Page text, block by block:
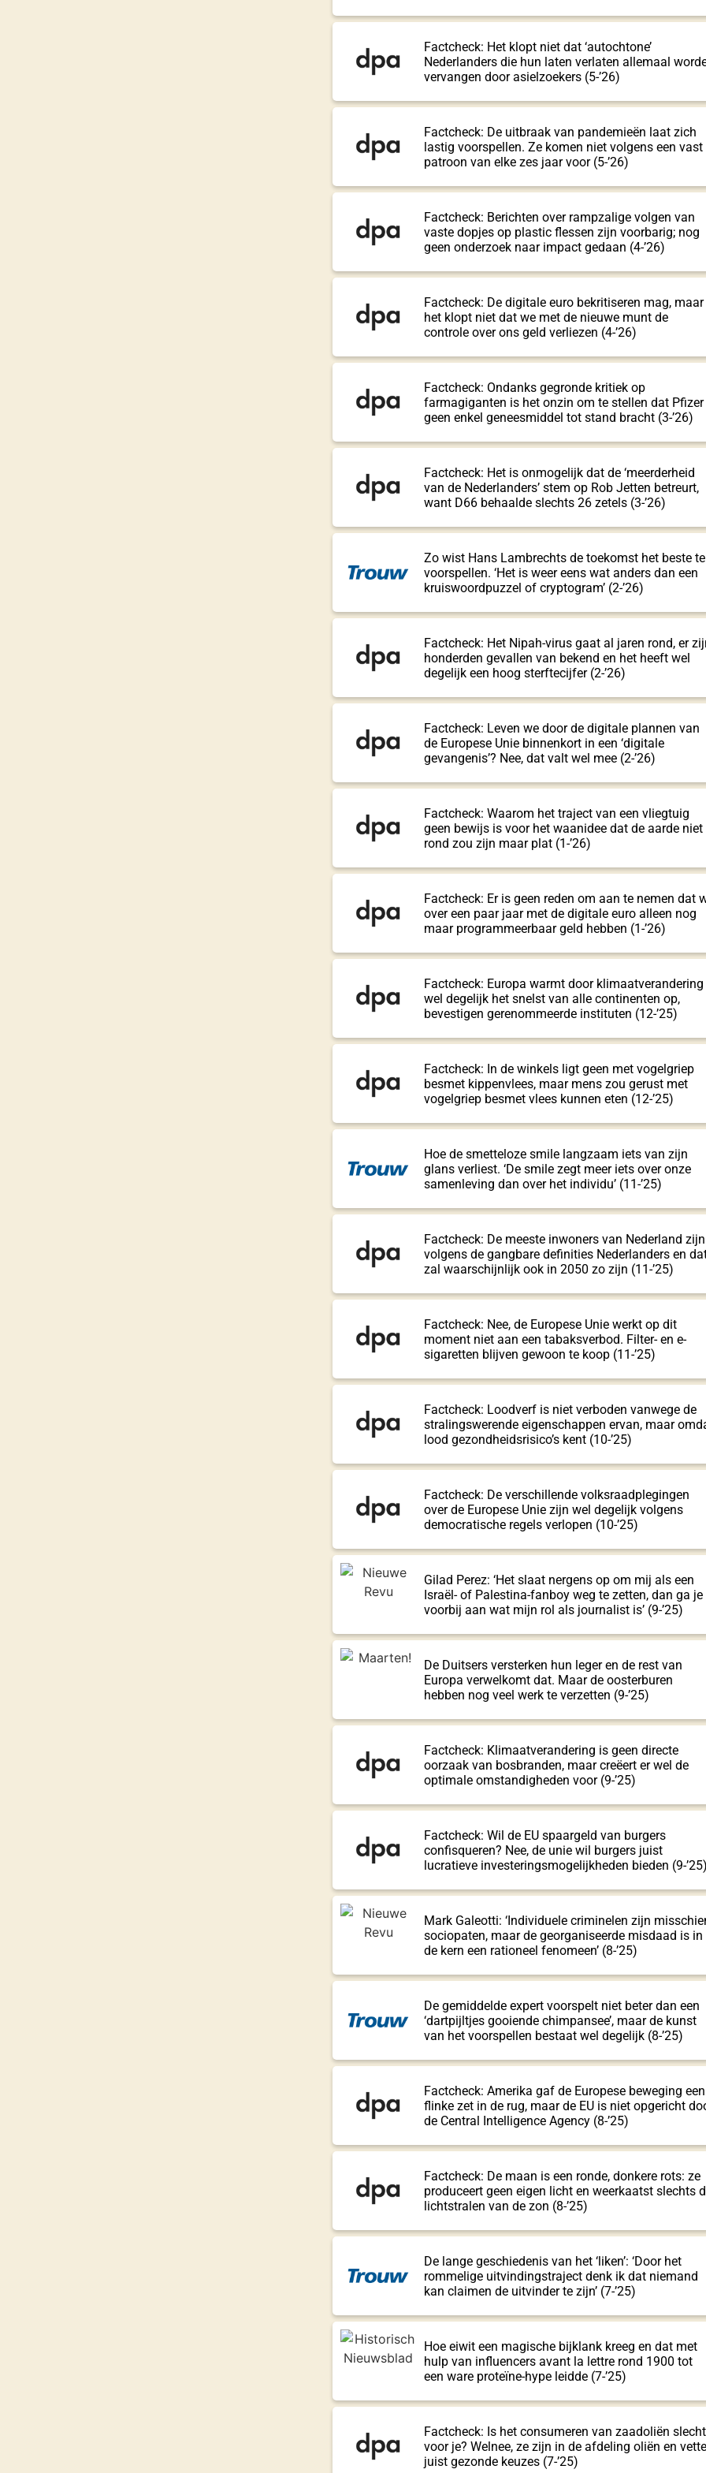
Factcheck: Het klopt niet dat ‘autochtone’
Nederlanders die hun laten verlaten allemaal
vervangen door asielzoekers (5-’26)
Factcheck: De uitbraak van pandemieën laat zich
lastig voorspellen. Ze komen niet volgens een vast
patroon van elke zes jaar voor (5-’26)
Factcheck: Berichten over rampzalige volgen van
vaste dopjes op plastic flessen zijn voorbarig; nog
geen onderzoek naar impact gedaan (4-’26)
Factcheck: De digitale euro bekritiseren mag, maar
het klopt niet dat we met de nieuwe munt de
controle over ons geld verliezen (4-’26)
Factcheck: Ondanks gegronde kritiek op
farmagiganten is het onzin om te stellen dat Pfizer
geen enkel geneesmiddel tot stand bracht (3-’26)
Factcheck: Het is onmogelijk dat de ‘meerderheid
van de Nederlanders’ stem op Rob Jetten betreurt,
want D66 behaalde slechts 26 zetels (3-’26)
Zo wist Hans Lambrechts de toekomst het beste te
voorspellen. ‘Het is weer eens wat anders dan een
kruiswoordpuzzel of cryptogram’ (2-’26)
Factcheck: Het Nipah-virus gaat al jaren rond, er
honderden gevallen van bekend en het heeft wel
degelijk een hoog sterftecijfer (2-’26)
Factcheck: Leven we door de digitale plannen van
de Europese Unie binnenkort in een ‘digitale
gevangenis’? Nee, dat valt wel mee (2-’26)
Factcheck: Waarom het traject van een vliegtuig
geen bewijs is voor het waanidee dat de aarde niet
rond zou zijn maar plat (1-’26)
Factcheck: Er is geen reden om aan te nemen dat
over een paar jaar met de digitale euro alleen nog
maar programmeerbaar geld hebben (1-’26)
Factcheck: Europa warmt door klimaatverandering
wel degelijk het snelst van alle continenten op,
bevestigen gerenommeerde instituten (12-’25)
Factcheck: In de winkels ligt geen met vogelgriep
besmet kippenvlees, maar mens zou gerust met
vogelgriep besmet vlees kunnen eten (12-’25)
Hoe de smetteloze smile langzaam iets van zijn
glans verliest. ‘De smile zegt meer iets over onze
samenleving dan over het individu’ (11-’25)
Factcheck: De meeste inwoners van Nederland zijn
volgens de gangbare definities Nederlanders en
zal waarschijnlijk ook in 2050 zo zijn (11-’25)
Factcheck: Nee, de Europese Unie werkt op dit
moment niet aan een tabaksverbod. Filter- en e-
sigaretten blijven gewoon te koop (11-’25)
Factcheck: Loodverf is niet verboden vanwege de
stralingswerende eigenschappen ervan, maar
lood gezondheidsrisico’s kent (10-’25)
Factcheck: De verschillende volksraadplegingen
over de Europese Unie zijn wel degelijk volgens
democratische regels verlopen (10-’25)
Gilad Perez: ‘Het slaat nergens op om mij als een
Israël- of Palestina-fanboy weg te zetten, dan ga je
voorbij aan wat mijn rol als journalist is’ (9-’25)
De Duitsers versterken hun leger en de rest van
Europa verwelkomt dat. Maar de oosterburen
hebben nog veel werk te verzetten (9-’25)
Factcheck: Klimaatverandering is geen directe
oorzaak van bosbranden, maar creëert er wel de
optimale omstandigheden voor (9-’25)
Factcheck: Wil de EU spaargeld van burgers
confisqueren? Nee, de unie wil burgers juist
lucratieve investeringsmogelijkheden bieden (9-
Mark Galeotti: ‘Individuele criminelen zijn
sociopaten, maar de georganiseerde misdaad is in
de kern een rationeel fenomeen’ (8-’25)
De gemiddelde expert voorspelt niet beter dan een
‘dartpijltjes gooiende chimpansee’, maar de kunst
van het voorspellen bestaat wel degelijk (8-’25)
Factcheck: Amerika gaf de Europese beweging een
flinke zet in de rug, maar de EU is niet opgericht
de Central Intelligence Agency (8-’25)
Factcheck: De maan is een ronde, donkere rots: ze
produceert geen eigen licht en weerkaatst slechts
lichtstralen van de zon (8-’25)
De lange geschiedenis van het ‘liken’: ‘Door het
rommelige uitvindingstraject denk ik dat niemand
kan claimen de uitvinder te zijn’ (7-’25)
Hoe eiwit een magische bijklank kreeg en dat met
hulp van influencers avant la lettre rond 1900 tot
een ware proteïne-hype leidde (7-’25)
Factcheck: Is het consumeren van zaadoliën slecht
voor je? Welnee, ze zijn in de afdeling oliën en
juist gezonde keuzes (7-’25)